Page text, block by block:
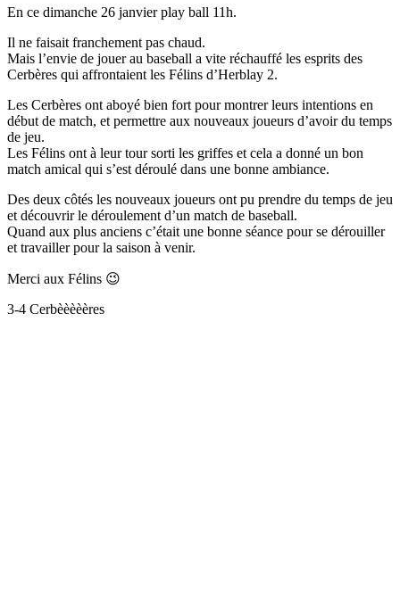
En ce dimanche 26 janvier play ball 11h.
Il ne faisait franchement pas chaud.
Mais l’envie de jouer au baseball a vite réchauffé les esprits des
Cerbères qui affrontaient les Félins d’Herblay 2.
Les Cerbères ont aboyé bien fort pour montrer leurs intentions en
début de match, et permettre aux nouveaux joueurs d’avoir du temps
de jeu.
Les Félins ont à leur tour sorti les griffes et cela a donné un bon
match amical qui s’est déroulé dans une bonne ambiance.
Des deux côtés les nouveaux joueurs ont pu prendre du temps de jeu
et découvrir le déroulement d’un match de baseball.
Quand aux plus anciens c’était une bonne séance pour se dérouiller
et travailler pour la saison à venir.
Merci aux Félins 😉
3-4 Cerbèèèèères